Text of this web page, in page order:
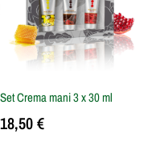
Set Crema mani 3 x 30 ml
18,50€